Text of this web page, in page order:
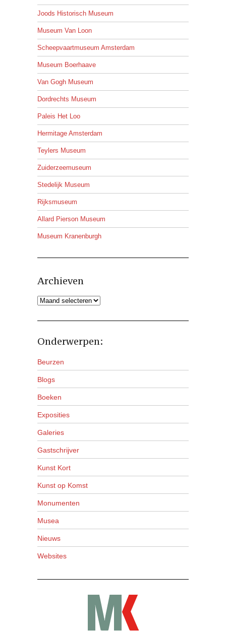
Joods Historisch Museum
Museum Van Loon
Scheepvaartmuseum Amsterdam
Museum Boerhaave
Van Gogh Museum
Dordrechts Museum
Paleis Het Loo
Hermitage Amsterdam
Teylers Museum
Zuiderzeemuseum
Stedelijk Museum
Rijksmuseum
Allard Pierson Museum
Museum Kranenburgh
Archieven
Archieven
Onderwerpen:
Beurzen
Blogs
Boeken
Exposities
Galeries
Gastschrijver
Kunst Kort
Kunst op Komst
Monumenten
Musea
Nieuws
Websites